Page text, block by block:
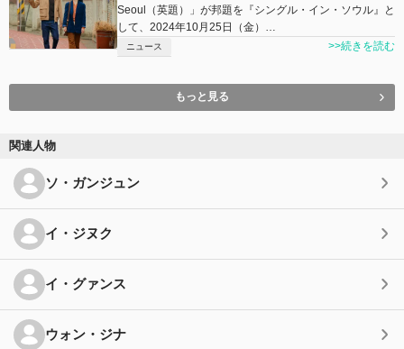
Seoul（英題）」が邦題を『シングル・イン・ソウル』と
して、2024年10⽉25⽇（金）…
ニュース >>続きを読む
もっと見る
関連人物
ソ・ガンジュン
イ・ジヌク
イ・グァンス
ウォン・ジナ